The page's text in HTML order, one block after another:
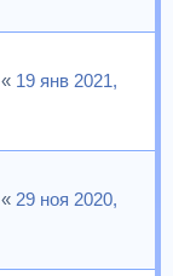
« 19 янв 2021,
« 29 ноя 2020,